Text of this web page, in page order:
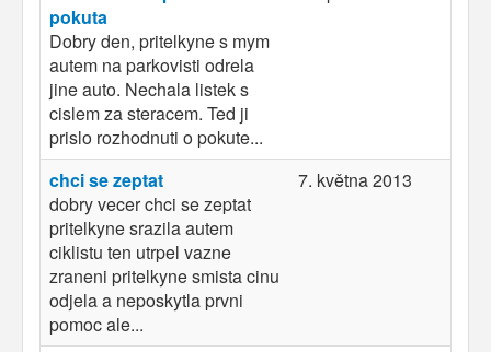
pokuta
Dobry den, pritelkyne s mym
autem na parkovisti odrela
jine auto. Nechala listek s
cislem za steracem. Ted ji
prislo rozhodnuti o pokute...
chci se zeptat
dobry vecer chci se zeptat
pritelkyne srazila autem
ciklistu ten utrpel vazne
zraneni pritelkyne smista cinu
odjela a neposkytla prvni
pomoc ale...
7. května 2013